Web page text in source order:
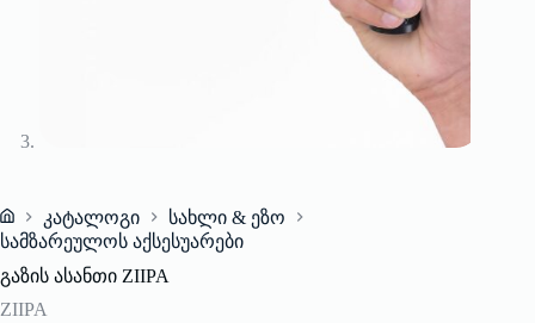
Home
კატალოგი
სახლი & ეზო
სამზარეულოს აქსესუარები
გაზის ასანთი ZIIPA
ZIIPA